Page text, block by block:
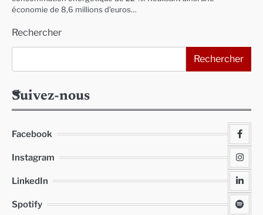
économie de 8,6 millions d’euros…
Rechercher
Rechercher
Suivez-nous
Facebook
Instagram
LinkedIn
Spotify